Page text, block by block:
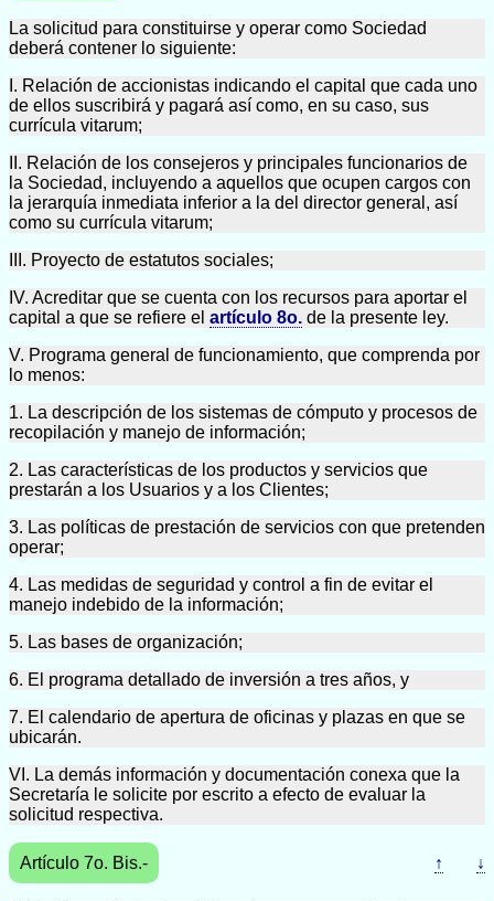
La solicitud para constituirse y operar como Sociedad
deberá contener lo siguiente:
I. Relación de accionistas indicando el capital que cada uno
de ellos suscribirá y pagará así como, en su caso, sus
currícula vitarum;
II. Relación de los consejeros y principales funcionarios de
la Sociedad, incluyendo a aquellos que ocupen cargos con
la jerarquía inmediata inferior a la del director general, así
como su currícula vitarum;
III. Proyecto de estatutos sociales;
IV. Acreditar que se cuenta con los recursos para aportar el
capital a que se refiere el artículo 8o. de la presente ley.
V. Programa general de funcionamiento, que comprenda por
lo menos:
1. La descripción de los sistemas de cómputo y procesos de
recopilación y manejo de información;
2. Las características de los productos y servicios que
prestarán a los Usuarios y a los Clientes;
3. Las políticas de prestación de servicios con que pretenden
operar;
4. Las medidas de seguridad y control a fin de evitar el
manejo indebido de la información;
5. Las bases de organización;
6. El programa detallado de inversión a tres años, y
7. El calendario de apertura de oficinas y plazas en que se
ubicarán.
VI. La demás información y documentación conexa que la
Secretaría le solicite por escrito a efecto de evaluar la
solicitud respectiva.
Artículo 7o. Bis.- ↑ ↓